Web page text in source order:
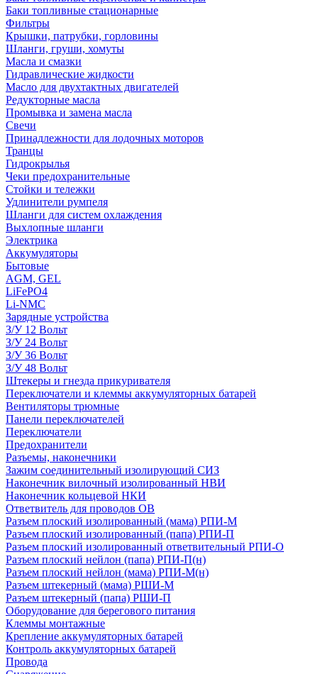
Баки топливные стационарные
Фильтры
Крышки, патрубки, горловины
Шланги, груши, хомуты
Масла и смазки
Гидравлические жидкости
Масло для двухтактных двигателей
Редукторные масла
Промывка и замена масла
Свечи
Принадлежности для лодочных моторов
Транцы
Гидрокрылья
Чеки предохранительные
Стойки и тележки
Удлинители румпеля
Шланги для систем охлаждения
Выхлопные шланги
Электрика
Аккумуляторы
Бытовые
AGM, GEL
LiFePO4
Li-NMC
Зарядные устройства
З/У 12 Вольт
З/У 24 Вольт
З/У 36 Вольт
З/У 48 Вольт
Штекеры и гнезда прикуривателя
Переключатели и клеммы аккумуляторных батарей
Вентиляторы трюмные
Панели переключателей
Переключатели
Предохранители
Разъемы, наконечники
Зажим соединительный изолирующий СИЗ
Наконечник вилочный изолированный НВИ
Наконечник кольцевой НКИ
Ответвитель для проводов ОВ
Разъем плоский изолированный (мама) РПИ-М
Разъем плоский изолированный (папа) РПИ-П
Разъем плоский изолированный ответвительный РПИ-О
Разъем плоский нейлон (папа) РПИ-П(н)
Разъем плоский нейлон (мама) РПИ-М(н)
Разъем штекерный (мама) РШИ-М
Разъем штекерный (папа) РШИ-П
Оборудование для берегового питания
Клеммы монтажные
Крепление аккумуляторных батарей
Контроль аккумуляторных батарей
Провода